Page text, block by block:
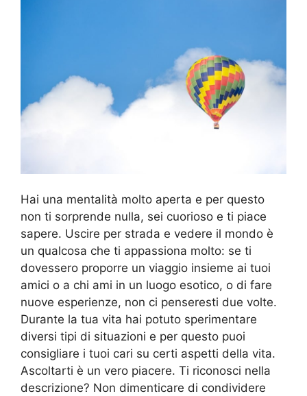
Hai una mentalità molto aperta e per questo
non ti sorprende nulla, sei cuorioso e ti piace
sapere. Uscire per strada e vedere il mondo è
un qualcosa che ti appassiona molto: se ti
dovessero proporre un viaggio insieme ai tuoi
amici o a chi ami in un luogo esotico, o di fare
nuove esperienze, non ci penseresti due volte.
Durante la tua vita hai potuto sperimentare
diversi tipi di situazioni e per questo puoi
consigliare i tuoi cari su certi aspetti della vita.
Ascoltarti è un vero piacere. Ti riconosci nella
descrizione? Non dimenticare di condividere